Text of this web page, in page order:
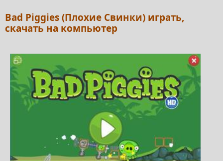
Bad Piggies (Плохие Свинки) играть,
скачать на компьютер